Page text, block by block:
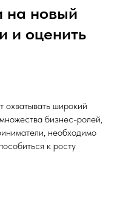
на новый
и оценить
охватывать широкий
бизнес-ролей,
необходимо
к росту